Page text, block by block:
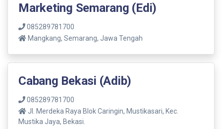
Marketing Semarang (Edi)
085289781700
Mangkang, Semarang, Jawa Tengah
Cabang Bekasi (Adib)
085289781700
Jl. Merdeka Raya Blok Caringin, Mustikasari, Kec.
Mustika Jaya, Bekasi.